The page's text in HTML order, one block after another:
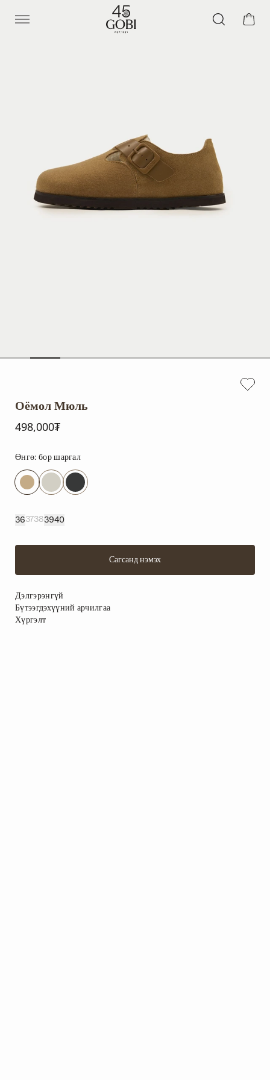
Оёмол Мюль
498,000₮
Өнгө: бор шаргал
3637383940
Сагсанд нэмэх
Дэлгэрэнгүй
Бүтээгдэхүүний арчилгаа
Хүргэлт